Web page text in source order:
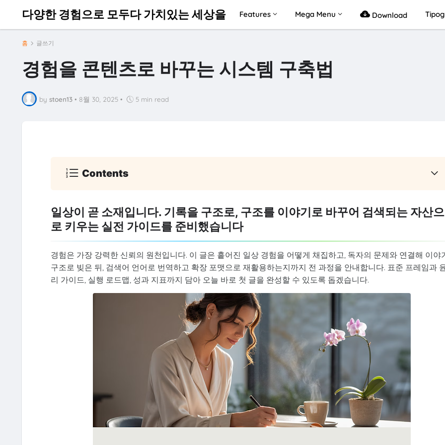
다양한 경험으로 모두다 가치있는 세상을 Features Mega Menu Download
홈 글쓰기
경험을 콘텐츠로 바꾸는 시스템 구축법
by stoen13 • 8월 30, 2025 • 5 min read
Contents
일상이 곧 소재입니다. 기록을 구조로, 구조를 이야기로 바꾸어 검색되는 자산으
로 키우는 실전 가이드를 준비했습니다
경험은 가장 강력한 신뢰의 원천입니다. 이 글은 흩어진 일상 경험을 어떻게 채집하고, 독자의 문제와 연결해 이야
구조로 빚은 뒤, 검색어 언어로 번역하고 확장 포맷으로 재활용하는지까지 전 과정을 안내합니다. 표준 프레임과
리 가이드, 실행 로드맵, 성과 지표까지 담아 오늘 바로 첫 글을 완성할 수 있도록 돕겠습니다.